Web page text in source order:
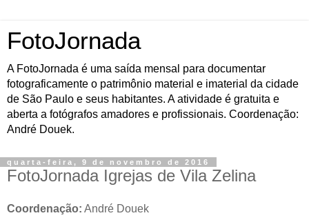
FotoJornada
A FotoJornada é uma saída mensal para documentar
fotograficamente o patrimônio material e imaterial da cidade
de São Paulo e seus habitantes. A atividade é gratuita e
aberta a fotógrafos amadores e profissionais. Coordenação:
André Douek.
quarta-feira, 9 de novembro de 2016
FotoJornada Igrejas de Vila Zelina
Coordenação: André Douek